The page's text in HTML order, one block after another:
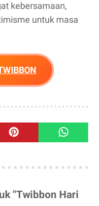
kebersamaan,
untuk masa
"Twibbon Hari